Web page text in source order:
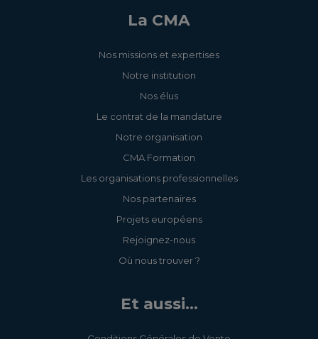
La CMA
Nos missions et expertises
Notre institution
Nos élus
Le contrat de la mandature
Notre organisation
CMA Formation
Les organisations professionnelles
Nos partenaires
Projets européens
Rejoignez-nous
Où nous trouver ?
Et aussi...